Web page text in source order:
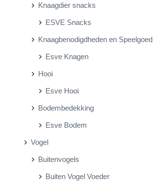
Knaagdier snacks
ESVE Snacks
Knaagbenodigdheden en Speelgoed
Esve Knagen
Hooi
Esve Hooi
Bodembedekking
Esve Bodem
Vogel
Buitenvogels
Buiten Vogel Voeder